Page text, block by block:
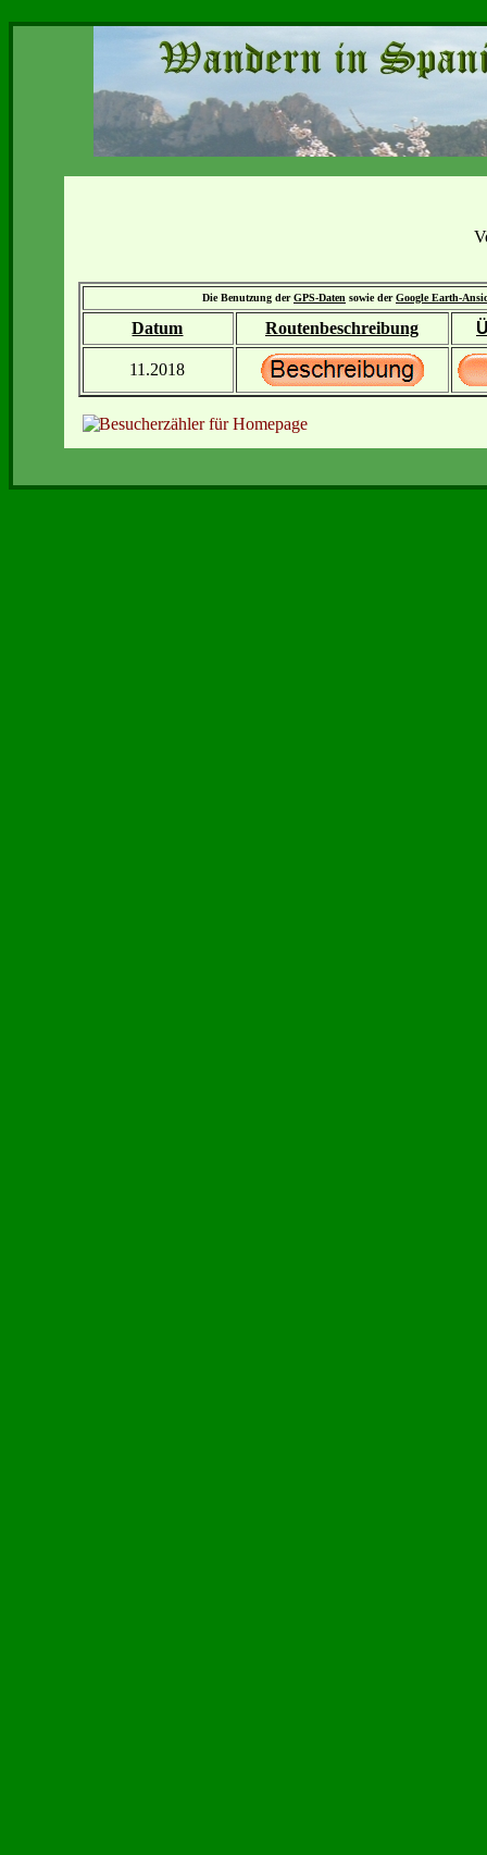
Die Benutzung derGPS-Daten sowie derGoogle Earth-
Datum Routenbeschreibung
11.2018